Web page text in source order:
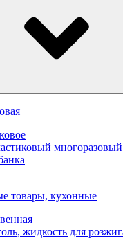
многоразовый
товары, кухонные
жидкость для